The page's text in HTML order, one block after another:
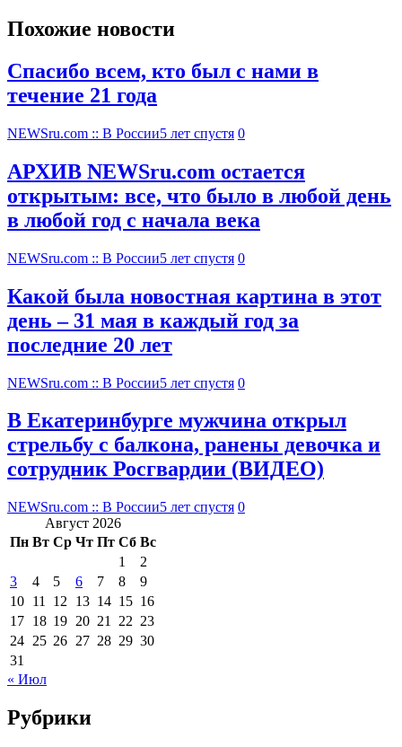
Похожие новости
Спасибо всем, кто был с нами в
течение 21 года
NEWSru.com :: В России5 лет спустя 0
АРХИВ NEWSru.com остается
открытым: все, что было в любой день
в любой год с начала века
NEWSru.com :: В России5 лет спустя 0
Какой была новостная картина в этот
день – 31 мая в каждый год за
последние 20 лет
NEWSru.com :: В России5 лет спустя 0
В Екатеринбурге мужчина открыл
стрельбу с балкона, ранены девочка и
сотрудник Росгвардии (ВИДЕО)
NEWSru.com :: В России5 лет спустя 0
Август 2026
Пн Вт Ср Чт Пт Сб Вс
1
2
3
4 5 6 7 8
9
10 11 12 13 14 15 16
17 18 19 20 21 22 23
24 25 26 27 28 29 30
31
« Июл
Рубрики